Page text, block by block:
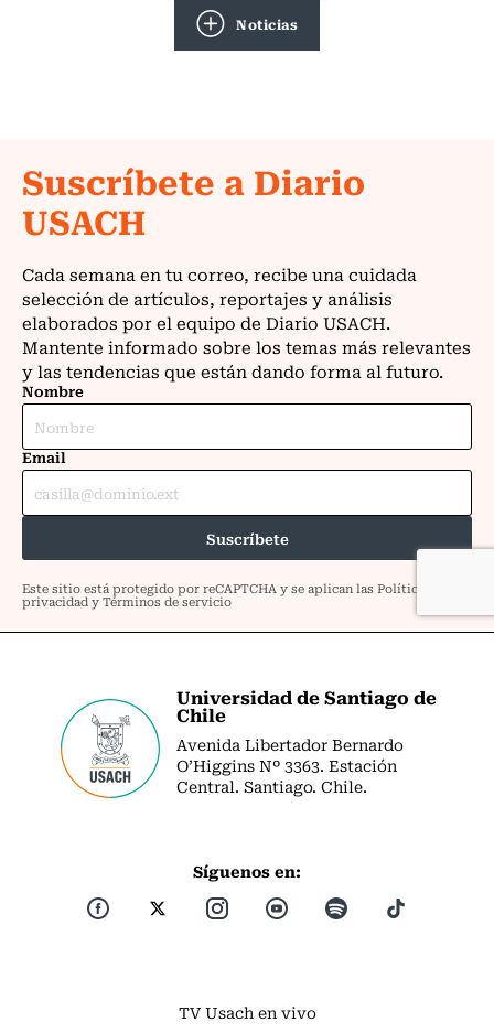
Noticias
Universidad de Santiago de
Chile
Avenida Libertador Bernardo
O’Higgins Nº 3363. Estación
Central. Santiago. Chile.
Síguenos en:
TV Usach en vivo